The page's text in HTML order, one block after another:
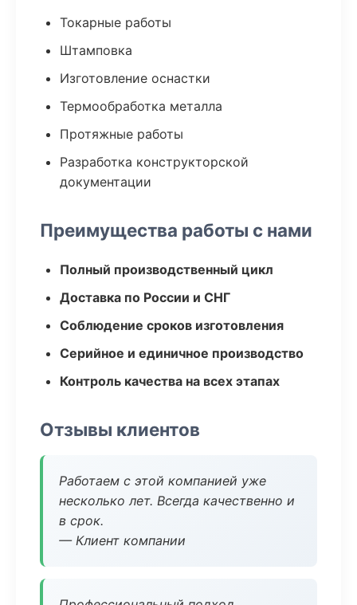
Токарные работы
Штамповка
Изготовление оснастки
Термообработка металла
Протяжные работы
Разработка конструкторской
документации
Преимущества работы с нами
Полный производственный цикл
Доставка по России и СНГ
Соблюдение сроков изготовления
Серийное и единичное производство
Контроль качества на всех этапах
Отзывы клиентов
Работаем с этой компанией уже
несколько лет. Всегда качественно и
в срок.
— Клиент компании